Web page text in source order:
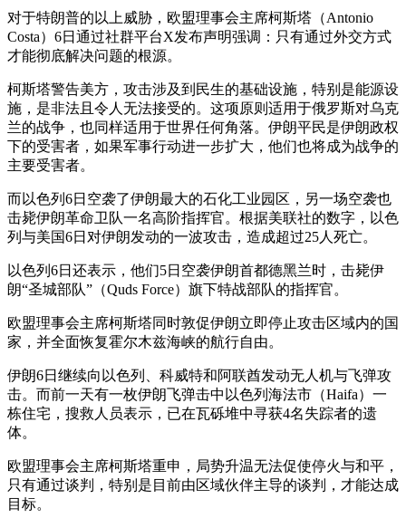
对于特朗普的以上威胁，欧盟理事会主席柯斯塔（Antonio
Costa）6日通过社群平台X发布声明强调：只有通过外交方式
才能彻底解决问题的根源。
柯斯塔警告美方，攻击涉及到民生的基础设施，特别是能源设
施，是非法且令人无法接受的。这项原则适用于俄罗斯对乌克
兰的战争，也同样适用于世界任何角落。伊朗平民是伊朗政权
下的受害者，如果军事行动进一步扩大，他们也将成为战争的
主要受害者。
而以色列6日空袭了伊朗最大的石化工业园区，另一场空袭也
击毙伊朗革命卫队一名高阶指挥官。根据美联社的数字，以色
列与美国6日对伊朗发动的一波攻击，造成超过25人死亡。
以色列6日还表示，他们5日空袭伊朗首都德黑兰时，击毙伊
朗“圣城部队”（Quds Force）旗下特战部队的指挥官。
欧盟理事会主席柯斯塔同时敦促伊朗立即停止攻击区域内的国
家，并全面恢复霍尔木兹海峡的航行自由。
伊朗6日继续向以色列、科威特和阿联酋发动无人机与飞弹攻
击。而前一天有一枚伊朗飞弹击中以色列海法市（Haifa）一
栋住宅，搜救人员表示，已在瓦砾堆中寻获4名失踪者的遗
体。
欧盟理事会主席柯斯塔重申，局势升温无法促使停火与和平，
只有通过谈判，特别是目前由区域伙伴主导的谈判，才能达成
目标。